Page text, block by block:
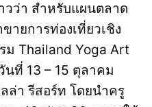
ว่า สำหรับแผนตลาด
ยการท่องเที่ยวเชิง
ม Thailand Yoga Art
นที่ 13 – 15 ตุลาคม
ล่า รีสอร์ท โดยนำครู